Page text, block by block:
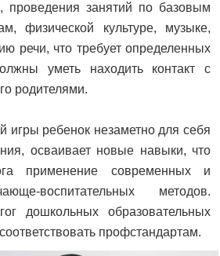
занятий по базовым
физической культуре, музыке,
речи, что требует определенных
уметь находить контакт с
родителями.
игры ребенок незаметно для себя
осваивает новые навыки, что
применение современных и
воспитательных методов.
дошкольных образовательных
профстандартам.